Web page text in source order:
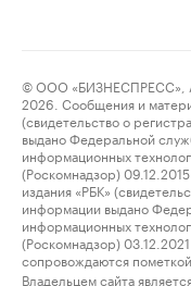
© ООО «БИЗНЕСПРЕСС»,
2026. Сообщения и
(свидетельство о
выдано Федеральной
информационных
(Роскомнадзор)
издания «РБК»
информации выдано
информационных
(Роскомнадзор)
сопровождаются пометкой
Владельцем сайта